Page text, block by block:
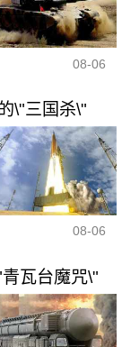
08-06
\"三国杀\"
08-06
瓦台魔咒\"